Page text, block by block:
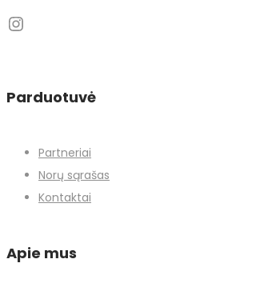
Instagram
Parduotuvė
Partneriai
Norų sąrašas
Kontaktai
Apie mus